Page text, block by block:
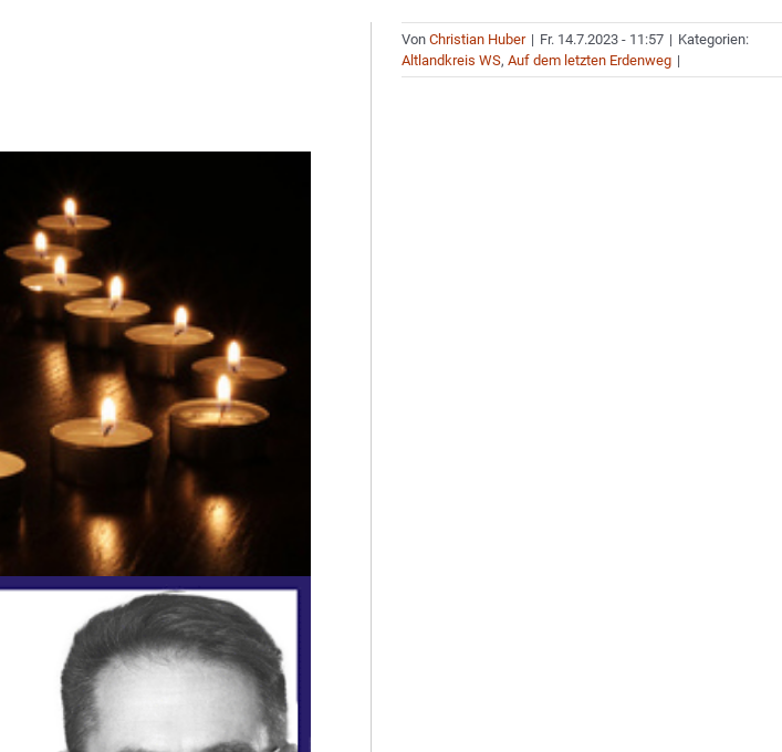
VonChristian Huber | Fr. 14.7.2023 - 11:57 | Kategorien:
Altlandkreis WS,Auf dem letzten Erdenweg |